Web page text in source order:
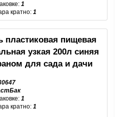
1
кратно: 1
пластиковая пищевая
узкая 200л синяя
для сада и дачи
1
кратно: 1